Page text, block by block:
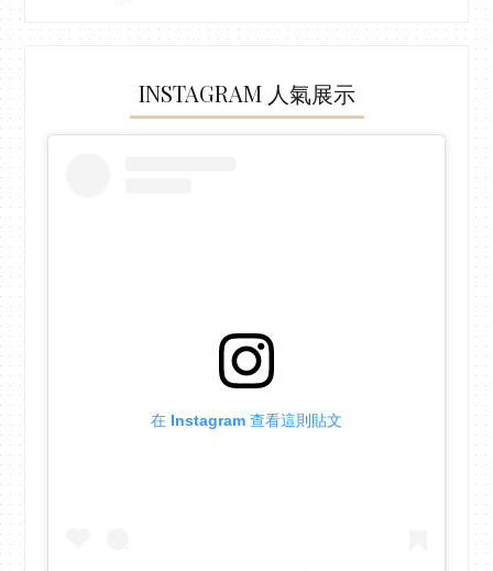
INSTAGRAM 人氣展示
在 Instagram 查看這則貼文